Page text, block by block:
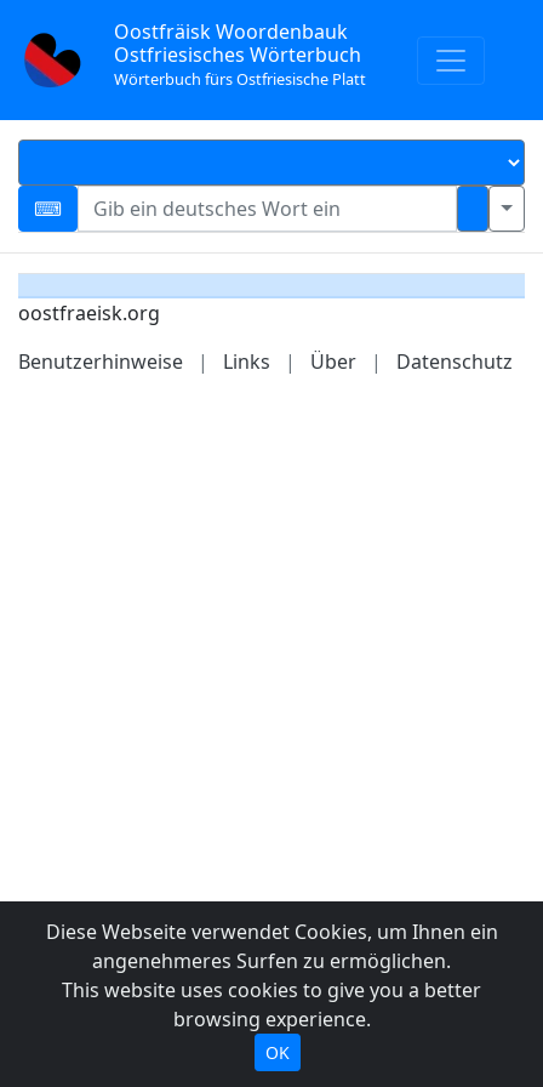
Oostfräisk Woordenbauk
Ostfriesisches Wörterbuch
Wörterbuch fürs Ostfriesische Platt
oostfraeisk.org
Benutzerhinweise
| Links | Über | Datenschutz
Diese Webseite verwendet Cookies, um Ihnen ein
angenehmeres Surfen zu ermöglichen.
This website uses cookies to give you a better
browsing experience.
OK